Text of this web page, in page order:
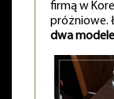
firmą w
próżniowe.
dwa modele